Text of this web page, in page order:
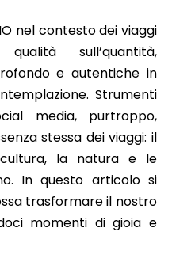
nel contesto dei viaggi
sull’quantità,
e autentiche in
Strumenti
media, purtroppo,
stessa dei viaggi: il
la natura e le
In questo articolo si
trasformare il nostro
momenti di gioia e